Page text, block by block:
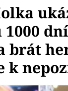
brát
k